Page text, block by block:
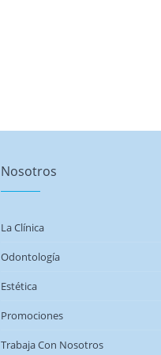
Nosotros
La Clínica
Odontología
Estética
Promociones
Trabaja Con Nosotros